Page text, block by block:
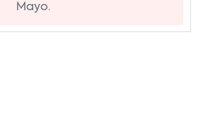
Mayo.